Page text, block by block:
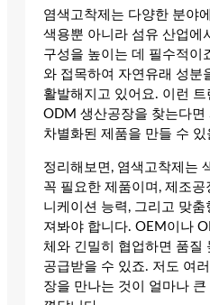
염색고착제는 다양한 분야
색용뿐 아니라 섬유 산업에
구성을 높이는 데 필수적이
와 접목하여 자연유래 성분
활발해지고 있어요. 이런
ODM 생산공장을 찾는다면
차별화된 제품을 만들 수 있
정리해보면, 염색고착제는
꼭 필요한 제품이며, 제조
니케이션 능력, 그리고 맞
져봐야 합니다. OEM이나
체와 긴밀히 협업하면 품질
공급받을 수 있죠. 저도 여
장을 만나는 것이 얼마나